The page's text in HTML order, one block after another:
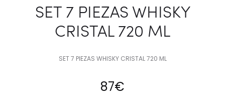
SET 7 PIEZAS WHISKY
CRISTAL 720 ML
SET 7 PIEZAS WHISKY CRISTAL 720 ML
87€